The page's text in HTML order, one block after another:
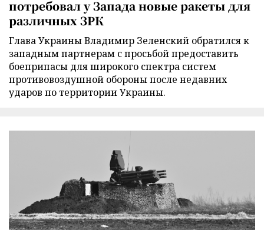
потребовал у Запада новые ракеты для
различных ЗРК
Глава Украины Владимир Зеленский обратился к
западным партнерам с просьбой предоставить
боеприпасы для широкого спектра систем
противовоздушной обороны после недавних
ударов по территории Украины.